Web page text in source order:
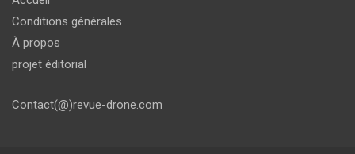
Conditions générales
À propos
projet éditorial
Contact(@)revue-drone.com